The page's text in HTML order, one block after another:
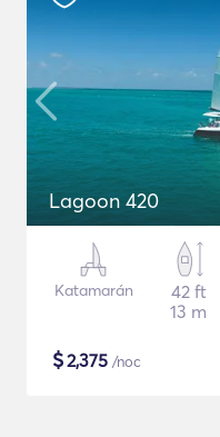
Lagoon 420
Katamarán
42 ft
13 m
$2,375 /noc